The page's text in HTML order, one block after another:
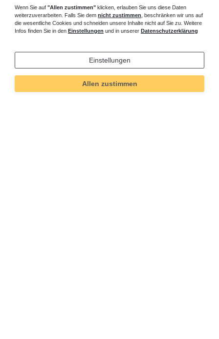
Wenn Sie auf "Allen zustimmen" klicken, erlauben Sie uns diese Daten
weiterzuverarbeiten. Falls Sie dem nicht zustimmen , beschränken wir uns auf
die wesentliche Cookies und schneiden unsere Inhalte nicht auf Sie zu. Weitere
Infos finden Sie in den Einstellungen und in unserer Datenschutzerklärung
Einstellungen
Allen zustimmen